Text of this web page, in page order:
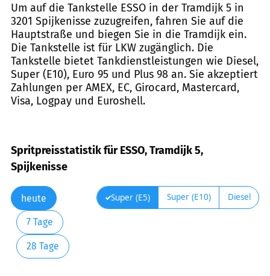
Um auf die Tankstelle ESSO in der Tramdijk 5 in
3201 Spijkenisse zuzugreifen, fahren Sie auf die
Hauptstraße und biegen Sie in die Tramdijk ein.
Die Tankstelle ist für LKW zugänglich. Die
Tankstelle bietet Tankdienstleistungen wie Diesel,
Super (E10), Euro 95 und Plus 98 an. Sie akzeptiert
Zahlungen per AMEX, EC, Girocard, Mastercard,
Visa, Logpay und Euroshell.
Spritpreisstatistik für ESSO, Tramdijk 5,
Spijkenisse
heute
7 Tage
28 Tage
Super (E5) Super (E10) Diesel